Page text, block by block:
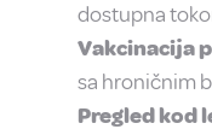
dostupna
Vakcinacija
sa hroničnim
Pregled kod